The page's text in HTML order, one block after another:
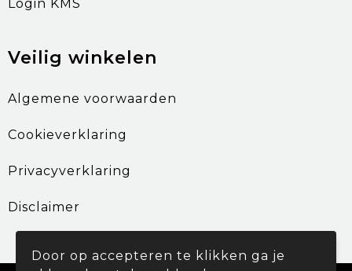
Login KMS
Veilig winkelen
Algemene voorwaarden
Cookieverklaring
Privacyverklaring
Disclaimer
Door op accepteren te klikken ga je